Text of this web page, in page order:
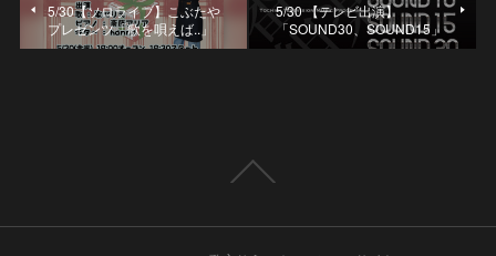
5/30【ソロライブ】こぶたや
プレゼンツ「歌を唄えば..」
5/30 【テレビ出演】
「SOUND30、SOUND15」